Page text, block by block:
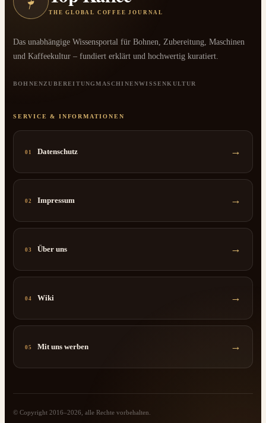
THE GLOBAL COFFEE JOURNAL
Das unabhängige Wissensportal für Bohnen, Zubereitung, Maschinen
und Kaffeekultur – fundiert erklärt und hochwertig kuratiert.
BOHNENZUBEREITUNGMASCHINENWISSENKULTUR
SERVICE & INFORMATIONEN
01 Datenschutz →
02 Impressum →
03 Über uns →
04 Wiki →
05 Mit uns werben →
© Copyright 2016–2026, alle Rechte vorbehalten.